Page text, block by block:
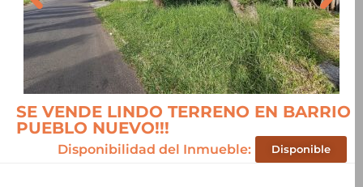
SE VENDE LINDO TERRENO EN BARRIO
PUEBLO NUEVO!!!
Disponibilidad del Inmueble: Disponible